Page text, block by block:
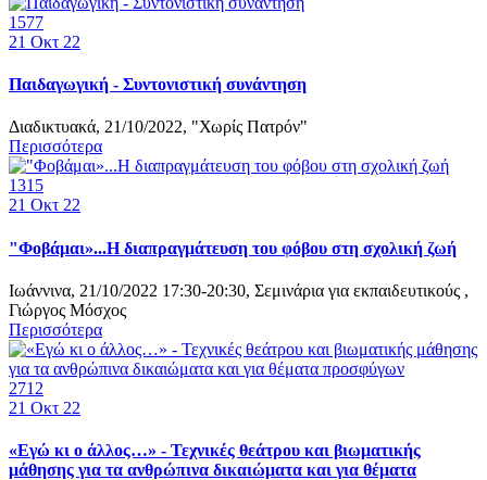
1577
21 Οκτ 22
Παιδαγωγική - Συντονιστική συνάντηση
Διαδικτυακά, 21/10/2022, "Χωρίς Πατρόν"
Περισσότερα
1315
21 Οκτ 22
"Φοβάμαι»...Η διαπραγμάτευση του φόβου στη σχολική ζωή
Ιωάννινα, 21/10/2022 17:30-20:30, Σεμινάρια για εκπαιδευτικούς ,
Γιώργος Μόσχος
Περισσότερα
2712
21 Οκτ 22
«Εγώ κι ο άλλος…» - Τεχνικές θεάτρου και βιωματικής
μάθησης για τα ανθρώπινα δικαιώματα και για θέματα